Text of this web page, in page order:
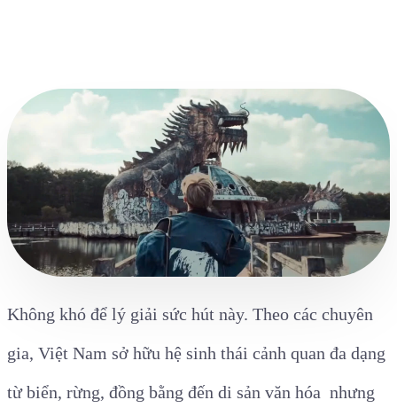
Không khó để lý giải sức hút này. Theo các chuyên
gia, Việt Nam sở hữu hệ sinh thái cảnh quan đa dạng
từ biển, rừng, đồng bằng đến di sản văn hóa nhưng